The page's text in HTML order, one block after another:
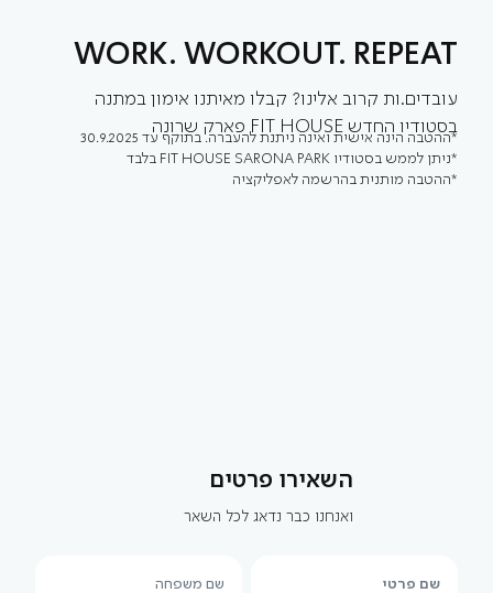
השאירו פרטים
ואנחנו כבר נדאג לכל השאר
WORK. WORKOUT. REPEAT
עובדים.ות קרוב אלינו? קבלו מאיתנו אימון במתנה
בסטודיו החדש FIT HOUSE פארק שרונה
*ההטבה הינה אישית ואינה ניתנת להעברה. בתוקף עד 30.9.2025
*ניתן לממש בסטודיו FIT HOUSE SARONA PARK בלבד
*ההטבה מותנית בהרשמה לאפליקציה